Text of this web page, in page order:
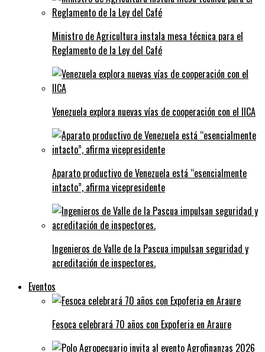
Ministro de Agricultura instala mesa técnica para el
Reglamento de la Ley del Café
Venezuela explora nuevas vías de cooperación con el IICA
Aparato productivo de Venezuela está “esencialmente
intacto”, afirma vicepresidente
Ingenieros de Valle de la Pascua impulsan seguridad y
acreditación de inspectores.
Eventos
Fesoca celebrará 70 años con Expoferia en Araure